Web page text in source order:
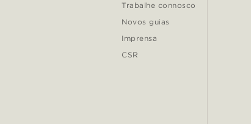
Trabalhe connosco
Novos guias
Imprensa
CSR